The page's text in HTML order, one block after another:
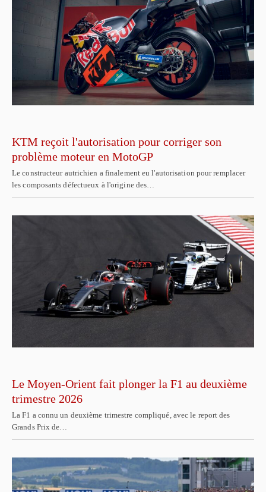
KTM reçoit l'autorisation pour corriger son
problème moteur en MotoGP
Le constructeur autrichien a finalement eu l'autorisation pour remplacer
les composants défectueux à l'origine des…
Le Moyen-Orient fait plonger la F1 au deuxième
trimestre 2026
La F1 a connu un deuxième trimestre compliqué, avec le report des
Grands Prix de…